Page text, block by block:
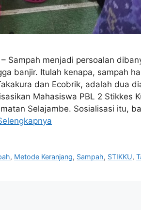
– Sampah menjadi persoalan
banjir. Itulah kenapa, sampah
dan Ecobrik, adalah dua
Mahasiswa PBL 2 Stikkes
Selajambe. Sosialisasi itu,
, Metode Keranjang, Sampah, STIKKU,